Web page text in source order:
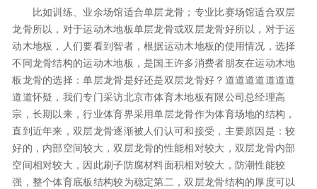
比如训练、业余场馆适合单层龙骨；专业比赛场馆适合双层
龙骨所以，对于运动木地板单层龙骨或双层龙骨好所以，对于运
动木地板，人们要看到智者，根据运动木地板的使用情况，选择
不同龙骨结构的运动木地板，是国王许多消费者朋友在运动木地
板龙骨的选择：单层龙骨是好还是双层龙骨好？道道道道道道道
道道怀疑，我们专门采访北京市体育木地板有限公司总经理高
宗，长期以来，行业体育界采用单层龙骨作为体育场地的结构，
直到近年来，双层龙骨逐渐被人们认可和接受，主要原因是：较
好的，内部空间较大，双层龙骨的性能相对较大，双层龙骨内部
空间相对较大，因此刷子防腐材料面积相对较大，防潮性能较
强，整个体育底板结构较为稳定第二，双层龙骨结构的厚度可以